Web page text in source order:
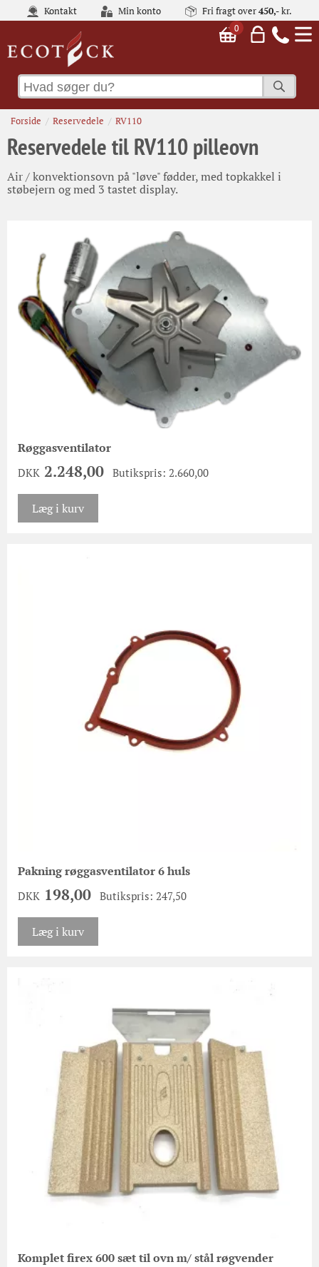
Kontakt Min konto Fri fragt over450,-kr.
0
Forside Reservedele RV110
Reservedele til RV110 pilleovn
Air / konvektionsovn på "løve" fødder, med topkakkel i
støbejern og med 3 tastet display.
Røggasventilator
DKK 2.248,00 Butikspris: 2.660,00
Læg i kurv
Pakning røggasventilator 6 huls
DKK 198,00 Butikspris: 247,50
Læg i kurv
Komplet firex 600 sæt til ovn m/ stål røgvender